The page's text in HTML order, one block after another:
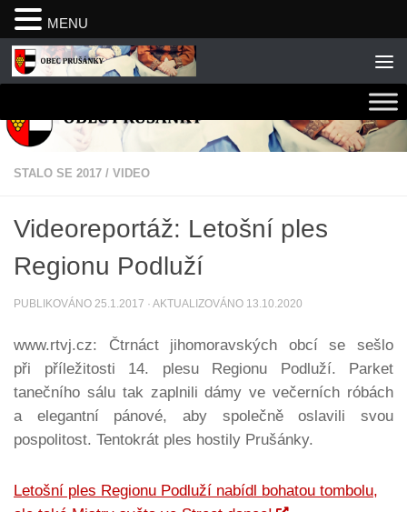
Skip to content
STALO SE 2017 / VIDEO
Videoreportáž: Letošní ples
Regionu Podluží
PUBLIKOVÁNO 25.1.2017 · AKTUALIZOVÁNO 13.10.2020
www.rtvj.cz: Čtrnáct jihomoravských obcí se sešlo
při příležitosti 14. plesu Regionu Podluží. Parket
tanečního sálu tak zaplnili dámy ve večerních róbách
a elegantní pánové, aby společně oslavili svou
pospolitost. Tentokrát ples hostily Prušánky.
Letošní ples Regionu Podluží nabídl bohatou tombolu,
MENU